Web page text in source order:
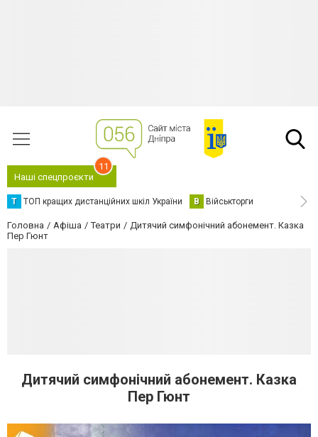
Наші спецпроєкти
11
Т ТОП кращих дистанційних шкіл України В Військторги
Головна Афіша Театри
Дитячий симфонічний абонемент. Казка
Пер Гюнт
Дитячий симфонічний абонемент. Казка
Пер Гюнт